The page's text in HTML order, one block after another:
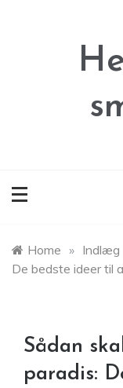
Home » Indlæg
De bedste ideer til
Sådan
paradis: